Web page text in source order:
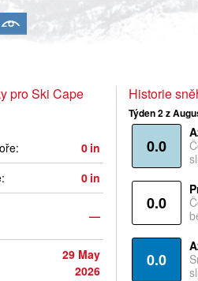
pro Ski Cape
0 in
0 in
—
29 May
2026
Historie
Týden 2 z
0.0
0.0
0.0